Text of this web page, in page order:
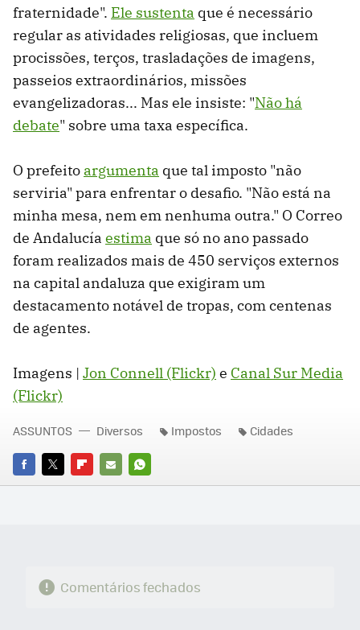
fraternidade". Ele sustenta que é necessário
regular as atividades religiosas, que incluem
procissões, terços, trasladações de imagens,
passeios extraordinários, missões
evangelizadoras... Mas ele insiste: "Não há
debate" sobre uma taxa específica.
O prefeito argumenta que tal imposto "não
serviria" para enfrentar o desafio. "Não está na
minha mesa, nem em nenhuma outra." O Correo
de Andalucía estima que só no ano passado
foram realizados mais de 450 serviços externos
na capital andaluza que exigiram um
destacamento notável de tropas, com centenas
de agentes.
Imagens | Jon Connell (Flickr) e Canal Sur Media
(Flickr)
FACEBOOK
TWITTERFLIPBOARD
E-
WHATSAPP
ASSUNTOS Diversos Impostos Cidades
Comentários fechados